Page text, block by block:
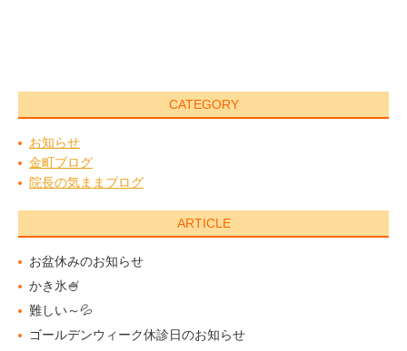
CATEGORY
お知らせ
金町ブログ
院長の気ままブログ
ARTICLE
お盆休みのお知らせ
かき氷🍧
難しい～💦
ゴールデンウィーク休診日のお知らせ